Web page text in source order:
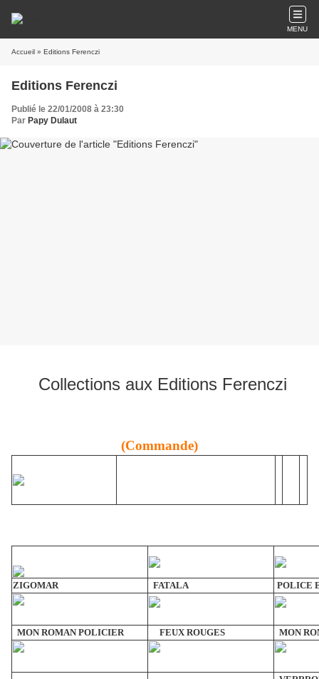
MENU
Accueil » Editions Ferenczi
Editions Ferenczi
Publié le 22/01/2008 à 23:30
Par Papy Dulaut
Collections aux Editions Ferenczi
(Commande)
ZIGOMAR FATALA POLICE
MON ROMAN POLICIER FEUX ROUGES MON